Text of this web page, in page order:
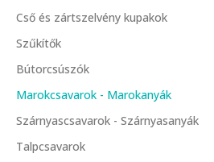
Cső és zártszelvény kupakok
Szűkítők
Bútorcsúszók
Marokcsavarok - Marokanyák
Szárnyascsavarok - Szárnyasanyák
Talpcsavarok